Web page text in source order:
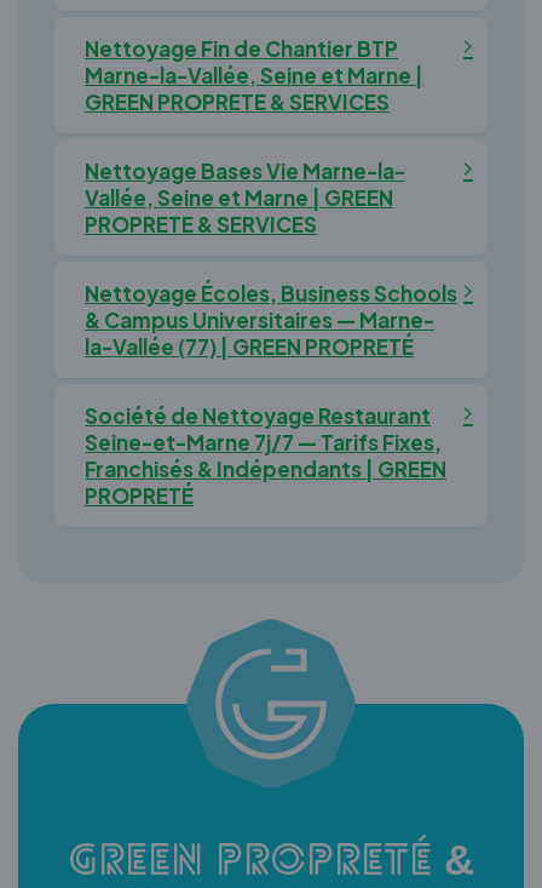
Nettoyage Fin de Chantier BTP
Marne-la-Vallée, Seine et Marne |
GREEN PROPRETE & SERVICES
Nettoyage Bases Vie Marne-la-
Vallée, Seine et Marne | GREEN
PROPRETE & SERVICES
Nettoyage Écoles, Business Schools
& Campus Universitaires — Marne-
la-Vallée (77) | GREEN PROPRETÉ
Société de Nettoyage Restaurant
Seine-et-Marne 7j/7 — Tarifs Fixes,
Franchisés & Indépendants | GREEN
PROPRETÉ
Green Propreté &